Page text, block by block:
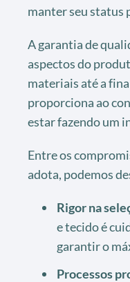
manter seu status
A garantia de
aspectos do
materiais até a
proporciona ao
estar fazendo um
Entre os
adota, podemos
Rigor na
e tecido é
garantir o
Processos